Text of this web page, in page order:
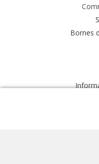
Bornes